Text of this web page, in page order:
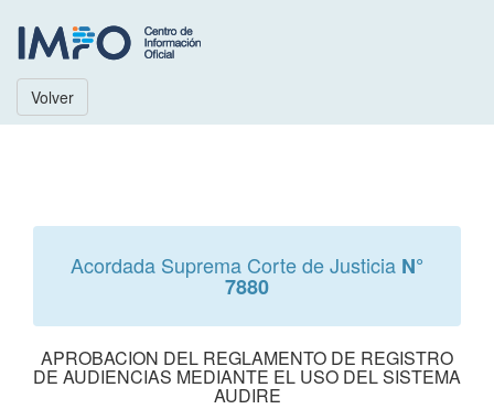
Volver
Acordada Suprema Corte de Justicia N°
7880
APROBACION DEL REGLAMENTO DE REGISTRO
DE AUDIENCIAS MEDIANTE EL USO DEL SISTEMA
AUDIRE